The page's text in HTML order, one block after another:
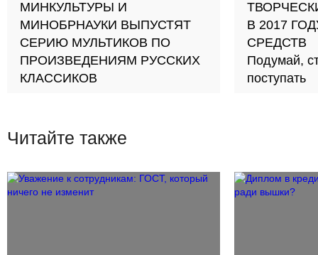
МИНКУЛЬТУРЫ И
МИНОБРНАУКИ ВЫПУСТЯТ
СЕРИЮ МУЛЬТИКОВ ПО
ПРОИЗВЕДЕНИЯМ РУССКИХ
КЛАССИКОВ
В 2017
СРЕДСТВ
Подумай,
поступать
Читайте также